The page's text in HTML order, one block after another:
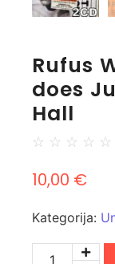
Rufus
does
Hall
☆ ☆ ☆ ☆ ☆
10,00 €
Kategorija: